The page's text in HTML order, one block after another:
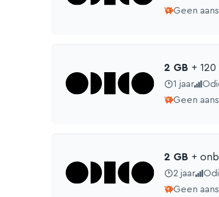
Geen
2 GB +
1 jaar
Geen
2 GB +
2 jaar
Geen